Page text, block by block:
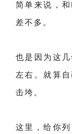
简单来说，和
差不多。
也是因为这
左右。就算
击垮。
这里，给你